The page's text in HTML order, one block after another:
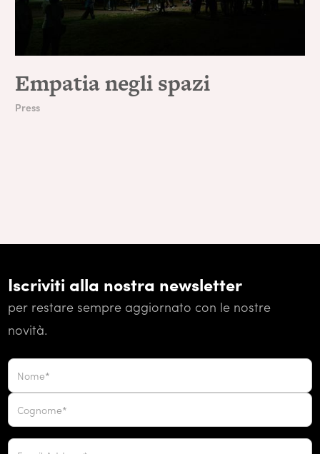
Empatia negli spazi
Press
Iscriviti alla nostra newsletter
per restare sempre aggiornato con le nostre
novità.